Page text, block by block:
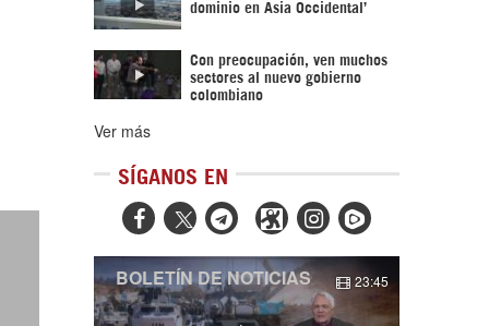
dominio en Asia Occidental’
Con preocupación, ven muchos
sectores al nuevo gobierno
colombiano
Ver más
SÍGANOS EN
  
BOLETÍN DE NOTICIAS 23:45